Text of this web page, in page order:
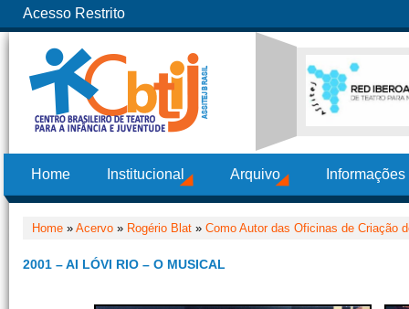
Acesso Restrito
Home Institucional Arquivo
Home » Acervo » Rogério Blat » Como Autor das Oficinas de Criação
2001 – AI LÓVI RIO – O MUSICAL